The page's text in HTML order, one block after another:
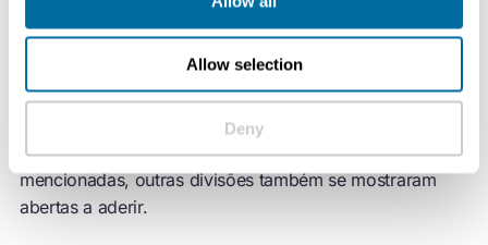
Allow selection
Deny
saber: Planejamento Urbano; Desenvolvimento
Econômico e Cultura; Gabinete de Meio Ambiente e
Energia; Gerenciamento de Instalações; Parques,
Florestas e Recreação; Serviços de Transporte; Água de
Toronto; e Saúde Pública de Toronto. Além das
mencionadas, outras divisões também se mostraram
abertas a aderir.